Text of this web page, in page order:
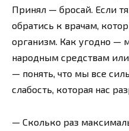
Принял — бросай. Если
обратись к врачам,
организм. Как угодно —
народным средствам
— понять, что мы все
слабость, которая нас
— Сколько раз